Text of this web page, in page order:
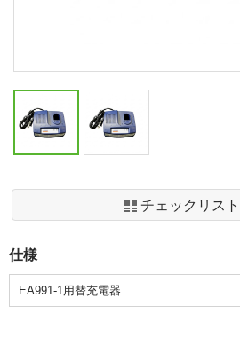
チェックリス
仕様
EA991-1用替充電器